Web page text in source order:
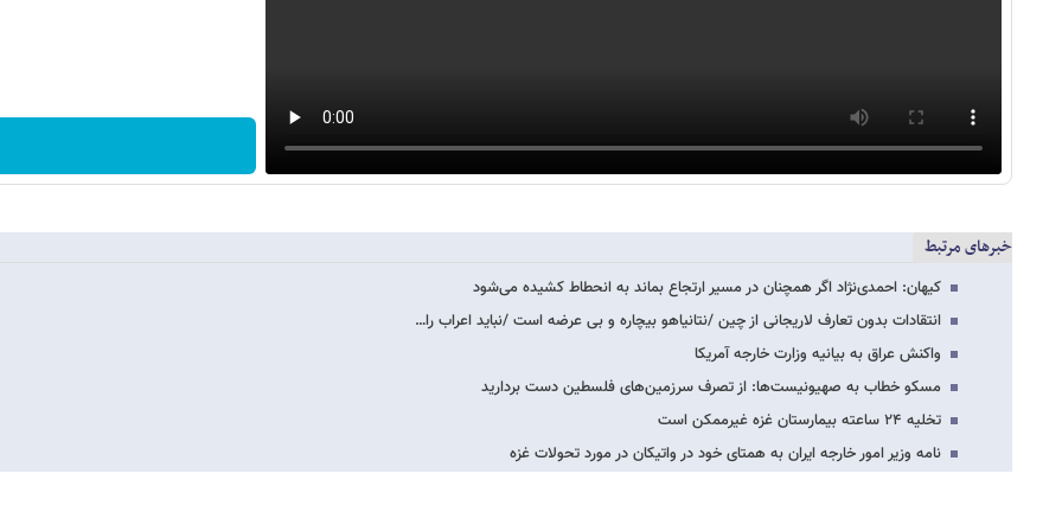
خبرهای مرتبط
کیهان: احمدی‌نژاد اگر همچنان در مسیر ارتجاع بماند به انحطاط کشیده می‌شود
انتقادات بدون تعارف لاریجانی از چین /نتانیاهو بیچاره و بی عرضه است /نباید اعراب را…
واکنش عراق به بیانیه وزارت خارجه آمریکا
مسکو خطاب به صهیونیست‌ها: از تصرف سرزمین‌های فلسطین دست بردارید
تخلیه ۲۴ ساعته بیمارستان غزه غیرممکن است
نامه وزیر امور خارجه ایران به همتای خود در واتیکان در مورد تحولات غزه